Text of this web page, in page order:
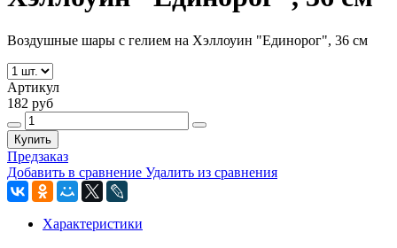
Воздушные шары с гелием на Хэллоуин "Единорог", 36 см
Артикул
182 руб
Купить
Предзаказ
Добавить в сравнение Удалить из сравнения
Характеристики